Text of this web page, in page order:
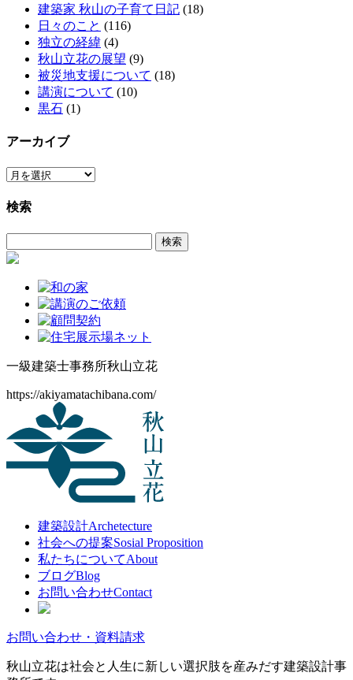
建築家 秋山の子育て日記 (18)
日々のこと (116)
独立の経緯 (4)
秋山立花の展望 (9)
被災地支援について (18)
講演について (10)
黒石 (1)
アーカイブ
ア
カ
検索
索:
一級建築士事務所秋山立花
https://akiyamatachibana.com/
建築設計Archetecture
社会への提案Sosial Proposition
私たちについてAbout
ブログBlog
お問い合わせContact
お問い合わせ・資料請求
秋山立花は社会と人生に新しい選択肢を産みだす建築設計事